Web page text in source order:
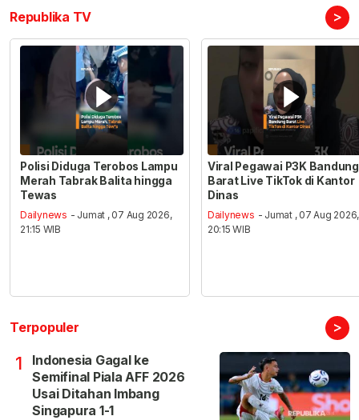
Republika TV >
Polisi Diduga Terobos Lampu
Merah Tabrak Balita hingga
Tewas
Dailynews - Jumat , 07 Aug 2026,
21:15 WIB
Viral Pegawai P3K Bandung
Barat Live TikTok di Kantor
Dinas
Dailynews - Jumat , 07 Aug 2026,
20:15 WIB
Terpopuler >
1
Indonesia Gagal ke
Semifinal Piala AFF 2026
Usai Ditahan Imbang
Singapura 1-1